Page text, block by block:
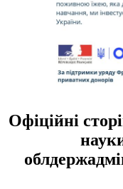
Офіційні